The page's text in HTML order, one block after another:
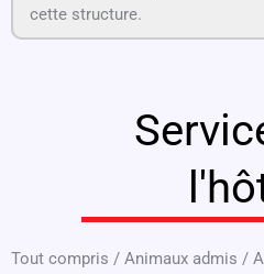
cette structure.
Tout compris / Animaux admis /